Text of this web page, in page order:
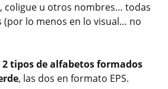
coligue u otros nombres… todas
(por lo menos en lo visual… no
2 tipos de alfabetos formados
, las dos en formato EPS.